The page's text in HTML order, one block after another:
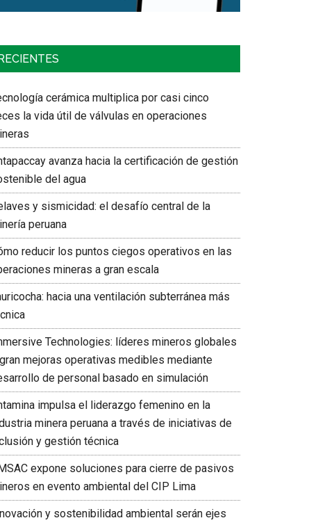
RECIENTES
cerámica multiplica por casi cinco
la vida útil de válvulas en operaciones
avanza hacia la certificación de gestión
del agua
y sismicidad: el desafío central de la
peruana
reducir los puntos ciegos operativos en las
mineras a gran escala
hacia una ventilación subterránea más
Technologies: líderes mineros globales
mejoras operativas medibles mediante
de personal basado en simulación
impulsa el liderazgo femenino en la
minera peruana a través de iniciativas de
y gestión técnica
expone soluciones para cierre de pasivos
en evento ambiental del CIP Lima
y sostenibilidad ambiental serán ejes